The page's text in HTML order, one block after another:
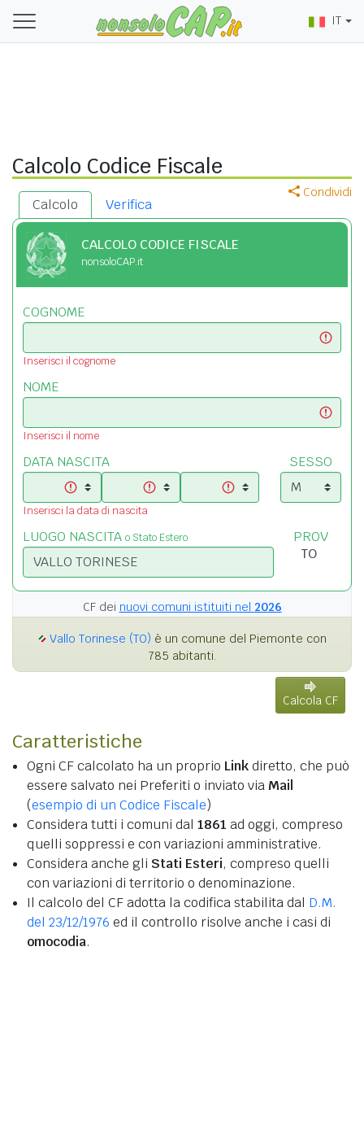
IT
Calcolo Codice Fiscale
Condividi
Calcolo Verifica
CALCOLO CODICE FISCALE
nonsoloCAP.it
COGNOME
Inserisci il cognome
NOME
Inserisci il nome
DATA NASCITA
Inserisci la data di nascita
SESSO
LUOGO NASCITA o Stato Estero PROV
CF dei nuovi comuni istituiti nel 2026
Vallo Torinese (TO) è un comune del Piemonte con
785 abitanti.
Calcola CF
Caratteristiche
Ogni CF calcolato ha un proprio Linkdiretto, che può
essere salvato nei Preferiti o inviato via Mail
(esempio di un Codice Fiscale)
Considera tutti i comuni dal 1861 ad oggi, compreso
quelli soppressi e con variazioni amministrative.
Considera anche gli Stati Esteri, compreso quelli
con variazioni di territorio o denominazione.
Il calcolo del CF adotta la codifica stabilita dal D.M.
del 23/12/1976 ed il controllo risolve anche i casi di
omocodia.